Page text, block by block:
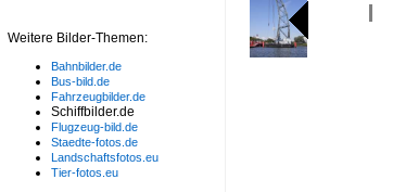
Weitere Bilder-Themen:
Bahnbilder.de
Bus-bild.de
Fahrzeugbilder.de
Schiffbilder.de
Flugzeug-bild.de
Staedte-fotos.de
Landschaftsfotos.eu
Tier-fotos.eu